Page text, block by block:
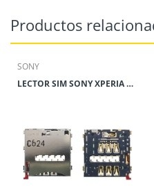
Productos
SONY
LECTOR SIM SONY XPERIA 71 MINI T2 ULTRA